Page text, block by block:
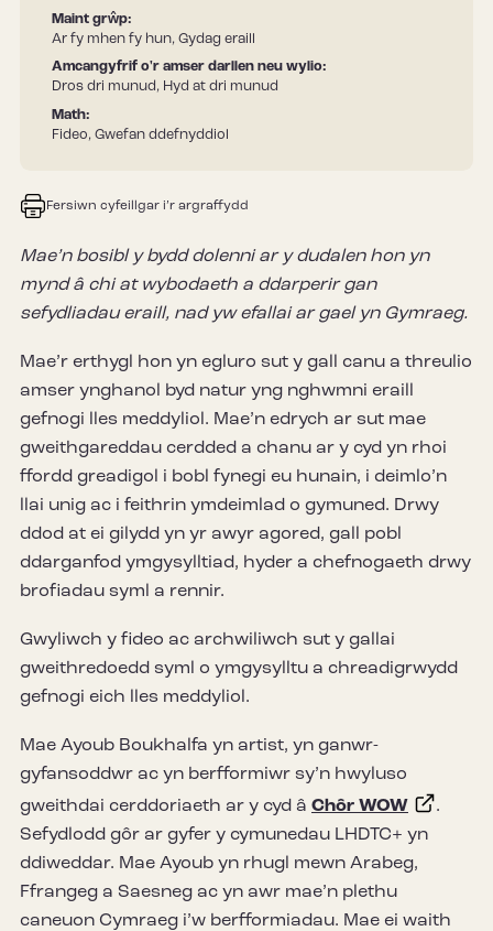
Maint grŵp:
Ar fy mhen fy hun, Gydag eraill
Amcangyfrif o'r amser darllen neu wylio:
Dros dri munud, Hyd at dri munud
Math:
Fideo, Gwefan ddefnyddiol
Fersiwn cyfeillgar i’r argraffydd
Mae’n bosibl y bydd dolenni ar y dudalen hon yn
mynd â chi at wybodaeth a ddarperir gan
sefydliadau eraill, nad yw efallai ar gael yn Gymraeg.
Mae’r erthygl hon yn egluro sut y gall canu a threulio
amser ynghanol byd natur yng nghwmni eraill
gefnogi lles meddyliol. Mae’n edrych ar sut mae
gweithgareddau cerdded a chanu ar y cyd yn rhoi
ffordd greadigol i bobl fynegi eu hunain, i deimlo’n
llai unig ac i feithrin ymdeimlad o gymuned. Drwy
ddod at ei gilydd yn yr awyr agored, gall pobl
ddarganfod ymgysylltiad, hyder a chefnogaeth drwy
brofiadau syml a rennir.
Gwyliwch y fideo ac archwiliwch sut y gallai
gweithredoedd syml o ymgysylltu a chreadigrwydd
gefnogi eich lles meddyliol.
Mae Ayoub Boukhalfa yn artist, yn ganwr-
gyfansoddwr ac yn berfformiwr sy’n hwyluso
gweithdai cerddoriaeth ar y cyd â Chôr WOW
.
Sefydlodd gôr ar gyfer y cymunedau LHDTC+ yn
ddiweddar. Mae Ayoub yn rhugl mewn Arabeg,
Ffrangeg a Saesneg ac yn awr mae’n plethu
caneuon Cymraeg i’w berfformiadau. Mae ei waith